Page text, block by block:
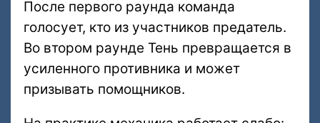
После первого раунда команда
голосует, кто из участников предатель.
Во втором раунде Тень превращается в
усиленного противника и может
призывать помощников.